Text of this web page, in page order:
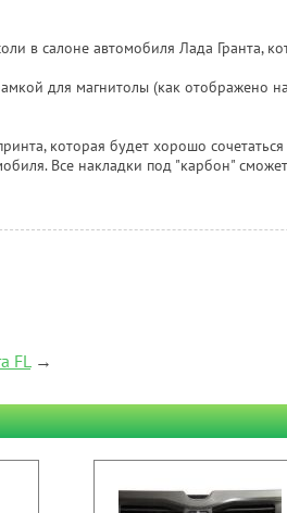
в салоне автомобиля Лада Гранта,
для магнитолы (как отображено
которая будет хорошо
Все накладки под "карбон"
FL→